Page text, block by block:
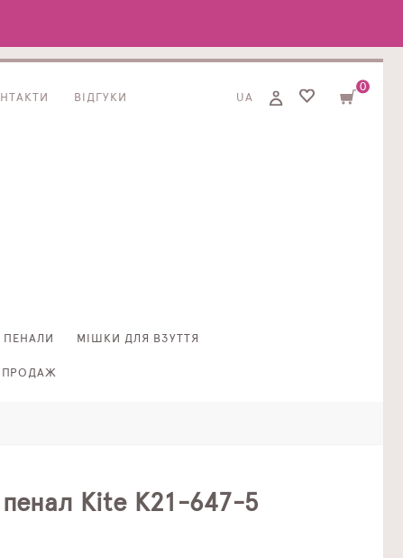
ВІДГУКИ UA
0
ПЕНАЛИ МІШКИ ДЛЯ ВЗУТТЯ
пенал Kite K21-647-5